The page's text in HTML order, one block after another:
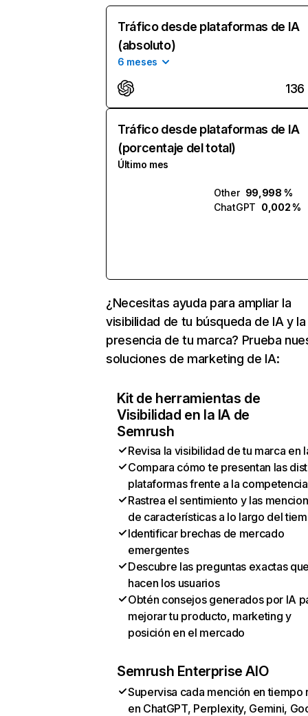
Tráfico desde plataformas de IA
(absoluto)
6 meses
136
Tráfico desde plataformas de IA
(porcentaje del total)
Último mes
Other 99,998 %
ChatGPT 0,002 %
¿Necesitas ayuda para ampliar la
visibilidad de tu búsqueda de IA y la
presencia de tu marca? Prueba
soluciones de marketing de IA:
Kit de herramientas de
Visibilidad en la IA de
Semrush
Revisa la visibilidad de tu marca en
Compara cómo te presentan las
plataformas frente a la competencia
Rastrea el sentimiento y las
de características a lo largo del
Identificar brechas de mercado
emergentes
Descubre las preguntas exactas
hacen los usuarios
Obtén consejos generados por IA
mejorar tu producto, marketing y
posición en el mercado
Semrush Enterprise AIO
Supervisa cada mención en tiempo
en ChatGPT, Perplexity, Gemini,